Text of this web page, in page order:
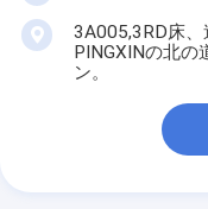
3A005,3RD床、
PINGXINの北の
ン。